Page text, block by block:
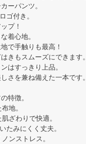
ーパンツ。
ゴ付き。
プ！
着心地。
で手触りも最高！
きもスムーズにできます。
はすっきり上品。
さを兼ね備えた一本です。
特徴。
地。
ざわりで快適。
たみにくく丈夫。
ンストレス。